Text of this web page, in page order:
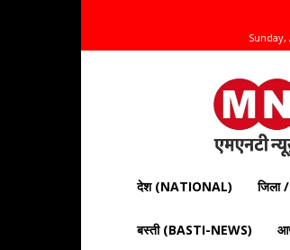
Sunday,
|
देश (NATIONAL) जिला
बस्ती (BASTI-NEWS)